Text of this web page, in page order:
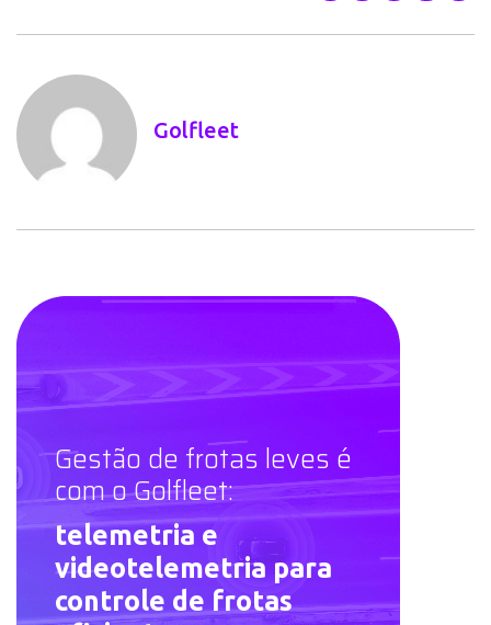
Golfleet
Gestão de frotas leves é
com o Golfleet:
telemetria e
videotelemetria para
controle de frotas